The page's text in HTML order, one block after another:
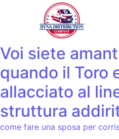
Voi siete
quando il Toro
allacciato al
struttura
come fare una sposa per